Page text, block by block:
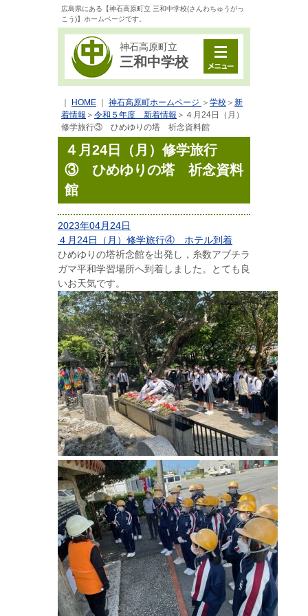
広島県にある【神石高原町立 三和中学校(さんわちゅうがっ
こう)】ホームページです。
神石高原町立
三和中学校
HOME 神石高原町ホームページ ＞ 学校 ＞ 新
着情報 ＞ 令和５年度 新着情報 ＞ ４月24日（月）
修学旅行③ ひめゆりの塔 祈念資料館
４月24日（月）修学旅行
③ ひめゆりの塔 祈念資料
館
2023年04月24日
４月24日（月）修学旅行④ ホテル到着
ひめゆりの塔祈念館を出発し，糸数アブチラ
ガマ平和学習場所へ到着しました。とても良
いお天気です。